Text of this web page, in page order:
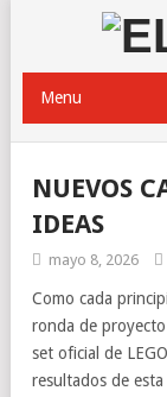
Menu
NUEVOS
IDEAS
mayo 8, 2026
Como cada
ronda de
set oficial de
resultados de